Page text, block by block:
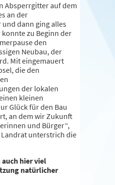
Absperrgitter auf dem
an der
und dann ging alles
zu Beginn der
den
Neubau, der
Mit eingemauert
die den
der lokalen
kleinen
Glück für den Bau
an dem wir Zukunft
und Bürger“,
unterstrich die
hier viel
natürlicher